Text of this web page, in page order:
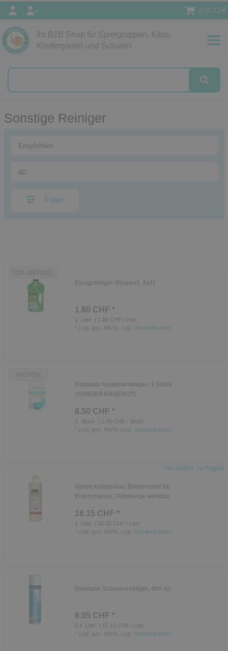
0.00 CHF
Ihr B2B Shop für Spielgruppen, Kitas,
Kindergärten und Schulen
Papeterie
Sonstige Reiniger
Filter
Essigreiniger (Reinex), 1x1l
1.80 CHF *
1 Liter
| 1.80 CHF / Liter
zzgl. ges. MwSt. zzgl. Versandkosten
Biobaula Hygienereiniger, 3 Stück
(SONDERANGEBOT)
8.50 CHF *
3 Stück
| 2.83 CHF / Stück
zzgl. ges. MwSt. zzgl. Versandkosten
Varianten verfügbar
Optan Kotzpulver, Bindemittel für
Erbrochenes, Füllmenge wählbar
16.15 CHF *
Liter
| 16.15 CHF / Liter
zzgl. ges. MwSt. zzgl. Versandkosten
Dreiturm Schaumreiniger, 400 ml
6.05 CHF *
0.4 Liter
| 15.13 CHF / Liter
zzgl. ges. MwSt. zzgl. Versandkosten